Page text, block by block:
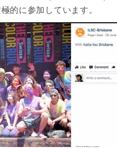
的に参加しています。